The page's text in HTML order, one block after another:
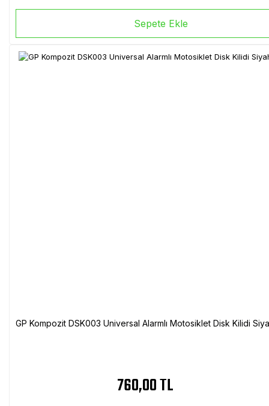
Sepete Ekle
GP Kompozit DSK003 Universal Alarmlı Motosiklet Disk Kilidi
760,00 TL